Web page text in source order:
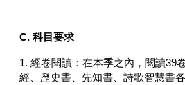
C. 科目要求
1. 經卷閱讀：在本季之內，閱讀39
經、歷史書、先知書、詩歌智慧書